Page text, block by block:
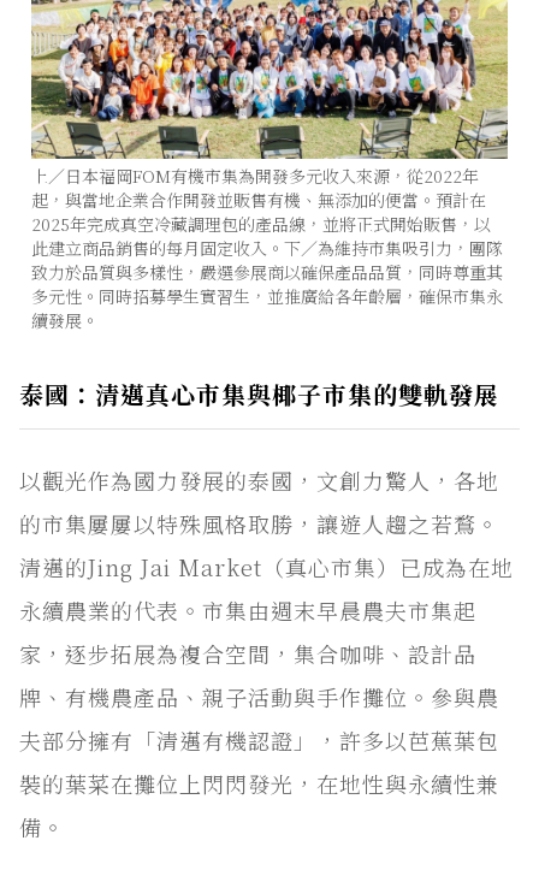
上／日本福岡FOM有機市集為開發多元收入來源，從2022年
起，與當地企業合作開發並販售有機、無添加的便當。預計在
2025年完成真空冷藏調理包的產品線，並將正式開始販售，以
此建立商品銷售的每月固定收入。下／為維持市集吸引力，團隊
致力於品質與多樣性，嚴選參展商以確保產品品質，同時尊重其
多元性。同時招募學生實習生，並推廣給各年齡層，確保市集永
續發展。
泰國：清邁真心市集與椰子市集的雙軌發展
以觀光作為國力發展的泰國，文創力驚人，各地
的市集屢屢以特殊風格取勝，讓遊人趨之若鶩。
清邁的Jing Jai Market（真心市集）已成為在地
永續農業的代表。市集由週末早晨農夫市集起
家，逐步拓展為複合空間，集合咖啡、設計品
牌、有機農產品、親子活動與手作攤位。參與農
夫部分擁有「清邁有機認證」，許多以芭蕉葉包
裝的葉菜在攤位上閃閃發光，在地性與永續性兼
備。